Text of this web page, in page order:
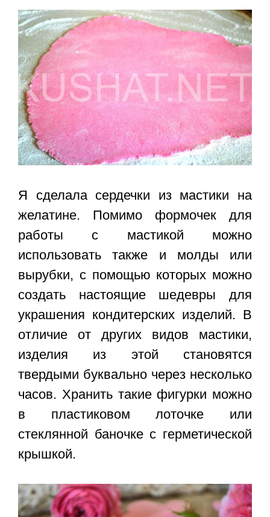
Я сделала сердечки из мастики на
желатине. Помимо формочек для
работы с мастикой можно
использовать также и молды или
вырубки, с помощью которых можно
создать настоящие шедевры для
украшения кондитерских изделий. В
отличие от других видов мастики,
изделия из этой становятся
твердыми буквально через несколько
часов. Хранить такие фигурки можно
в пластиковом лоточке или
стеклянной баночке с герметической
крышкой.